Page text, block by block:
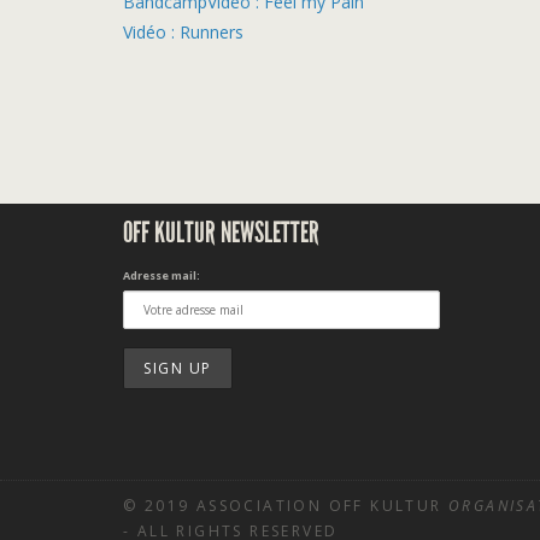
Vidéo : Runners
OFF KULTUR NEWSLETTER
Adresse mail:
© 2019 ASSOCIATION OFF KULTUR
- ALL RIGHTS RESERVED